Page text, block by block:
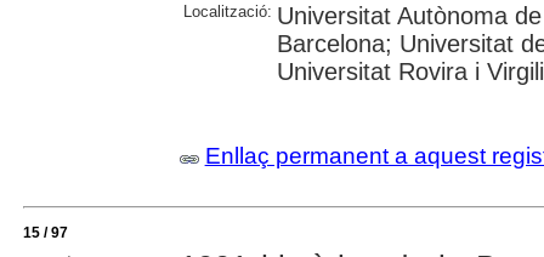
Localització: Universitat Autònoma
Barcelona; Universitat
Universitat Rovira i Virgili
Enllaç permanent a aquest
15 / 97